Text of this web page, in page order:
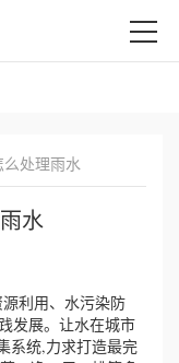
处理雨水
水
利用、水污染防
发展。让水在城市
系统,力求打造最完